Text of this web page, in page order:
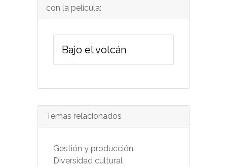
con la película:
Bajo el volcán
Temas relacionados
Gestión y producción
Diversidad cultural